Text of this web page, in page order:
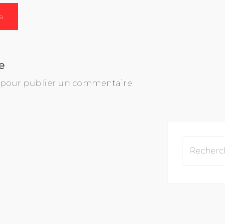
pour publier un commentaire.